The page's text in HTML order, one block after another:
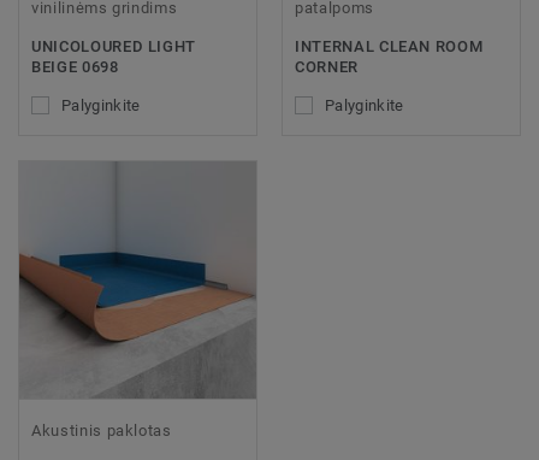
vinilinėms grindims
UNICOLOURED LIGHT
BEIGE 0698
Palyginkite
patalpoms
INTERNAL CLEAN ROOM
CORNER
Palyginkite
Akustinis paklotas